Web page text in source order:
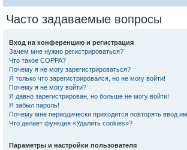
Часто задаваемые вопросы
Вход на конференцию и регистрация
Зачем мне нужно регистрироваться?
Что такое COPPA?
Почему я не могу зарегистрироваться?
Я только что зарегистрировался, но не могу войти!
Почему я не могу войти?
Я давно зарегистрирован, но больше не могу войти!
Я забыл пароль!
Почему мне периодически приходится повторять ввод
Что делает функция «Удалить cookies»?
Параметры и настройки пользователя